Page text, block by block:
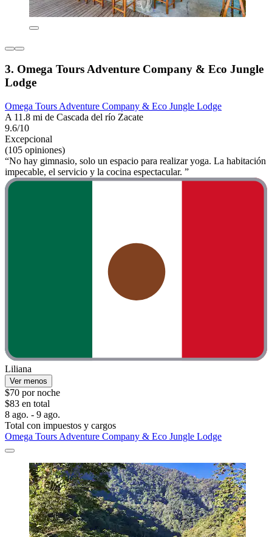
3. Omega Tours Adventure Company & Eco Jungle
Lodge
Omega Tours Adventure Company & Eco Jungle Lodge
A 11.8 mi de Cascada del río Zacate
9.6/10
Excepcional
(105 opiniones)
“No hay gimnasio, solo un espacio para realizar yoga. La habitación
impecable, el servicio y la cocina espectacular. ”
Liliana
Ver menos
$70 por noche
$83 en total
8 ago. - 9 ago.
Total con impuestos y cargos
Omega Tours Adventure Company & Eco Jungle Lodge